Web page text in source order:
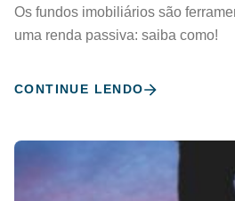
Os fundos imobiliários são
uma renda passiva: saiba como!
CONTINUE LENDO